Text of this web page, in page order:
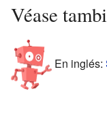
Véase
En inglés: